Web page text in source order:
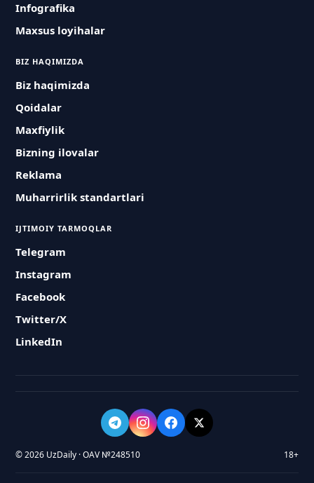
Infografika
Maxsus loyihalar
BIZ HAQIMIZDA
Biz haqimizda
Qoidalar
Maxfiylik
Bizning ilovalar
Reklama
Muharrirlik standartlari
IJTIMOIY TARMOQLAR
Telegram
Instagram
Facebook
Twitter/X
LinkedIn
© 2026 UzDaily · OAV №248510 18+